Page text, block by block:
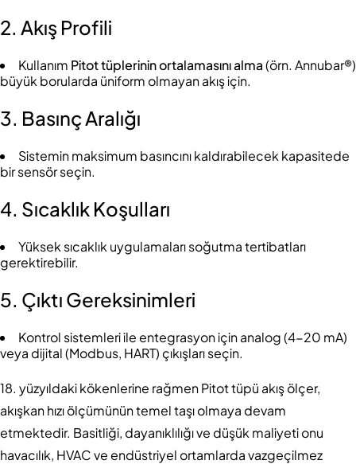
2. Akış Profili
Kullanım Pitot tüplerinin ortalamasını alma(örn. Annubar®)
büyük borularda üniform olmayan akış için.
3. Basınç Aralığı
Sistemin maksimum basıncını kaldırabilecek kapasitede
bir sensör seçin.
4. Sıcaklık Koşulları
Yüksek sıcaklık uygulamaları soğutma tertibatları
gerektirebilir.
5. Çıktı Gereksinimleri
Kontrol sistemleri ile entegrasyon için analog (4-20 mA)
veya dijital (Modbus, HART) çıkışları seçin.
18. yüzyıldaki kökenlerine rağmen Pitot tüpü akış ölçer,
akışkan hızı ölçümünün temel taşı olmaya devam
etmektedir. Basitliği, dayanıklılığı ve düşük maliyeti onu
havacılık, HVAC ve endüstriyel ortamlarda vazgeçilmez